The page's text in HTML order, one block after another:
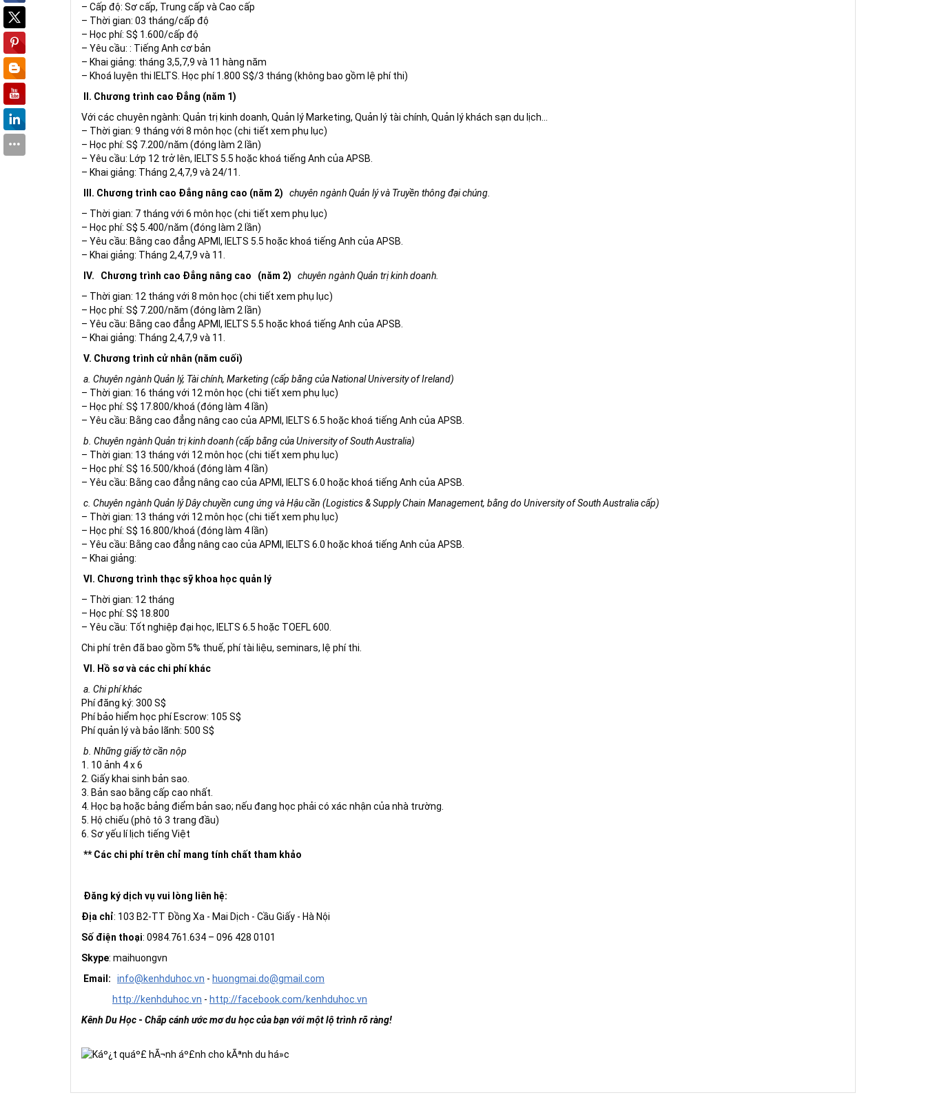
– Cấp độ: Sơ cấp, Trung cấp và Cao cấp
– Thời gian: 03 tháng/cấp độ
– Học phí: S$ 1.600/cấp độ
– Yêu cầu: : Tiếng Anh cơ bản
– Khai giảng: tháng 3,5,7,9 và 11 hàng năm
– Khoá luyện thi IELTS. Học phí 1.800 S$/3 tháng (không bao gồm lệ phí thi)
II. Chương trình cao Đẳng (năm 1)
Với các chuyên ngành: Quản trị kinh doanh, Quản lý Marketing, Quản lý tài chính, Quản lý khách sạn du lịch…
– Thời gian: 9 tháng với 8 môn học (chi tiết xem phụ lục)
– Học phí: S$ 7.200/năm (đóng làm 2 lần)
– Yêu cầu: Lớp 12 trở lên, IELTS 5.5 hoặc khoá tiếng Anh của APSB.
– Khai giảng: Tháng 2,4,7,9 và 24/11.
III. Chương trình cao Đẳng nâng cao (năm 2)
chuyên ngành Quản lý và Truyền thông đại chúng.
– Thời gian: 7 tháng với 6 môn học (chi tiết xem phụ lục)
– Học phí: S$ 5.400/năm (đóng làm 2 lần)
– Yêu cầu: Bằng cao đẳng APMI, IELTS 5.5 hoặc khoá tiếng Anh của APSB.
– Khai giảng: Tháng 2,4,7,9 và 11.
IV.
Chương trình cao Đẳng nâng cao (năm 2)
chuyên ngành Quản trị kinh doanh.
– Thời gian: 12 tháng với 8 môn học (chi tiết xem phụ lục)
– Học phí: S$ 7.200/năm (đóng làm 2 lần)
– Yêu cầu: Bằng cao đẳng APMI, IELTS 5.5 hoặc khoá tiếng Anh của APSB.
– Khai giảng: Tháng 2,4,7,9 và 11.
V. Chương trình cử nhân (năm cuối)
a. Chuyên ngành Quản lý, Tài chính, Marketing (cấp bằng của National University of Ireland)
– Thời gian: 16 tháng với 12 môn học (chi tiết xem phụ lục)
– Học phí: S$ 17.800/khoá (đóng làm 4 lần)
– Yêu cầu: Bằng cao đẳng nâng cao của APMI, IELTS 6.5 hoặc khoá tiếng Anh của APSB.
b. Chuyên ngành Quản trị kinh doanh (cấp bằng của University of South Australia)
– Thời gian: 13 tháng với 12 môn học (chi tiết xem phụ lục)
– Học phí: S$ 16.500/khoá (đóng làm 4 lần)
– Yêu cầu: Bằng cao đẳng nâng cao của APMI, IELTS 6.0 hoặc khoá tiếng Anh của APSB.
c. Chuyên ngành Quản lý Dây chuyền cung ứng và Hậu cần (Logistics & Supply Chain Management, bằng do University of South Australia cấp)
– Thời gian: 13 tháng với 12 môn học (chi tiết xem phụ lục)
– Học phí: S$ 16.800/khoá (đóng làm 4 lần)
– Yêu cầu: Bằng cao đẳng nâng cao của APMI, IELTS 6.0 hoặc khoá tiếng Anh của APSB.
– Khai giảng:
VI. Chương trình thạc sỹ khoa học quản lý
– Thời gian: 12 tháng
– Học phí: S$ 18.800
– Yêu cầu: Tốt nghiệp đại học, IELTS 6.5 hoặc TOEFL 600.
Chi phí trên đã bao gồm 5% thuế, phí tài liệu, seminars, lệ phí thi.
VI. Hồ sơ và các chi phí khác
a. Chi phí khác
Phí đăng ký: 300 S$
Phí bảo hiểm học phí Escrow: 105 S$
Phí quản lý và bảo lãnh: 500 S$
b. Những giấy tờ cần nộp
1. 10 ảnh 4 x 6
2. Giấy khai sinh bản sao.
3. Bản sao bằng cấp cao nhất.
4. Học bạ hoặc bảng điểm bản sao; nếu đang học phải có xác nhận của nhà trường.
5. Hộ chiếu (phô tô 3 trang đầu)
6. Sơ yếu lí lịch tiếng Việt
** Các chi phí trên chỉ mang tính chất tham khảo
Đăng ký dịch vụ vui lòng liên hệ:
Địa chỉ: 103 B2-TT Đồng Xa - Mai Dịch - Cầu Giấy - Hà Nội
Số điện thoại: 0984.761.634 – 096 428 0101
Skype: maihuongvn
Email: info@kenhduhoc.vn - huongmai.do@gmail.com
http://kenhduhoc.vn - http://facebook.com/kenhduhoc.vn
Kênh Du Học - Chắp cánh ước mơ du học của bạn với một lộ trình rõ ràng!